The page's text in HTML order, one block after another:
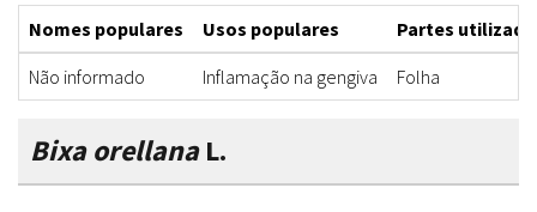
Nomes populares Usos populares
Partes
Não informado
Inflamação na gengiva Folha
Bixa orellanaL.